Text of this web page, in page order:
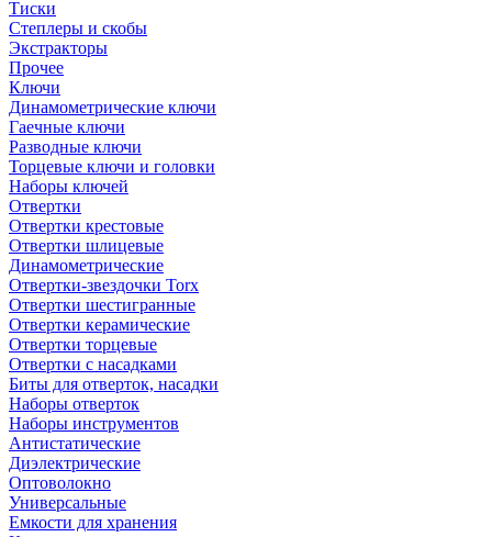
Тиски
Степлеры и скобы
Экстракторы
Прочее
Ключи
Динамометрические ключи
Гаечные ключи
Разводные ключи
Торцевые ключи и головки
Наборы ключей
Отвертки
Отвертки крестовые
Отвертки шлицевые
Динамометрические
Отвертки-звездочки Torx
Отвертки шестигранные
Отвертки керамические
Отвертки торцевые
Отвертки с насадками
Биты для отверток, насадки
Наборы отверток
Наборы инструментов
Антистатические
Диэлектрические
Оптоволокно
Универсальные
Емкости для хранения